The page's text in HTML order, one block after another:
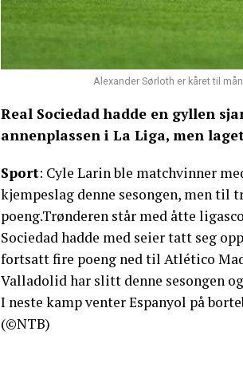
Alexander Sørloth er kåret til
Real Sociedad hadde en gyllen
annenplassen i La Liga, men
Sport: Cyle Larin ble matchvinner
kjempeslag denne sesongen, men til
poeng.Trønderen står med åtte
Sociedad hadde med seier tatt seg
fortsatt fire poeng ned til Atlético
Valladolid har slitt denne sesongen
I neste kamp venter Espanyol på
(©NTB)